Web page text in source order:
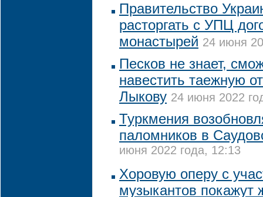
Правительство
расторгать с УПЦ
монастырей 24 июня
Песков не знает,
навестить таежную
Лыкову 24 июня 2022
Туркмения
паломников в
июня 2022 года, 12:13
Хоровую оперу с
музыкантов покажут